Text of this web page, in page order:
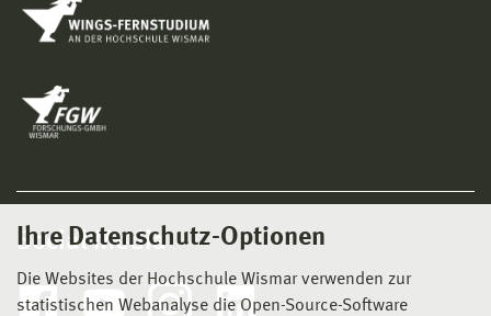
Ihre Datenschutz-Optionen
Die Websites der Hochschule Wismar verwenden zur
statistischen Webanalyse die Open-Source-Software
Social Media